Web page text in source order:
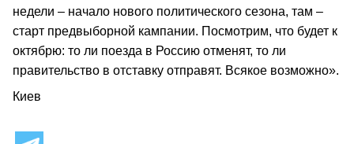
недели – начало нового политического сезона, там –
старт предвыборной кампании. Посмотрим, что будет к
октябрю: то ли поезда в Россию отменят, то ли
правительство в отставку отправят. Всякое возможно».
Киев